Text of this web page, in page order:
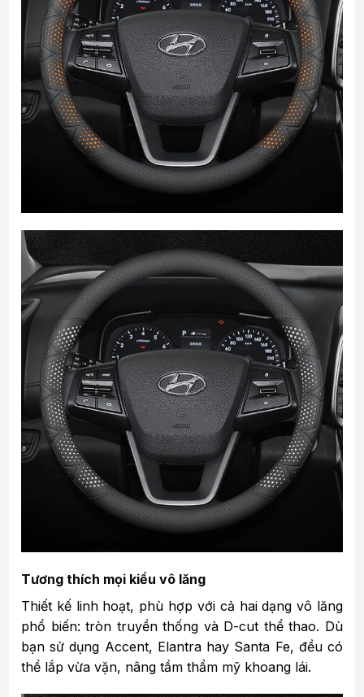
Tương thích mọi kiểu vô lăng
Thiết kế linh hoạt, phù hợp với cả hai dạng vô lăng
phổ biến: tròn truyền thống và D-cut thể thao. Dù
bạn sử dụng Accent, Elantra hay Santa Fe, đều có
thể lắp vừa vặn, nâng tầm thẩm mỹ khoang lái.